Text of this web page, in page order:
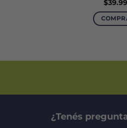
$
¿Tenés